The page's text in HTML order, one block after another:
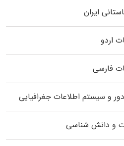
ایران
اردو
فارسی
و سیستم اطلاعات جغرافیایی
و دانش شناسی